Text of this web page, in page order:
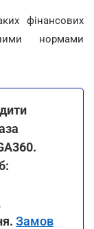
фінансових
нормами
Замов